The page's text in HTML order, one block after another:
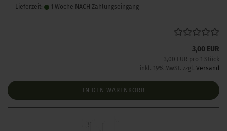
Lieferzeit: 1 Woche NACH Zahlungseingang
3,00 EUR
3,00 EUR pro 1 Stück
inkl. 19% MwSt. zzgl. Versand
IN DEN WARENKORB